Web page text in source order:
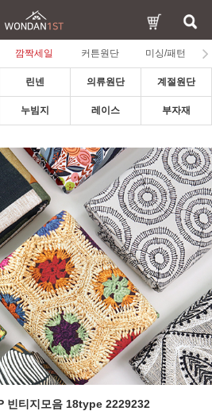
깜짝세일 커튼원단 미싱/패턴
린넨 의류원단 계절원단
누빔지 레이스 부자재
빈티지모음 18type 2229232